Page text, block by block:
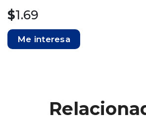
$1.69
Me interesa